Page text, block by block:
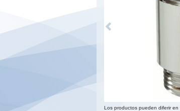
Previous
Los productos pueden diferir